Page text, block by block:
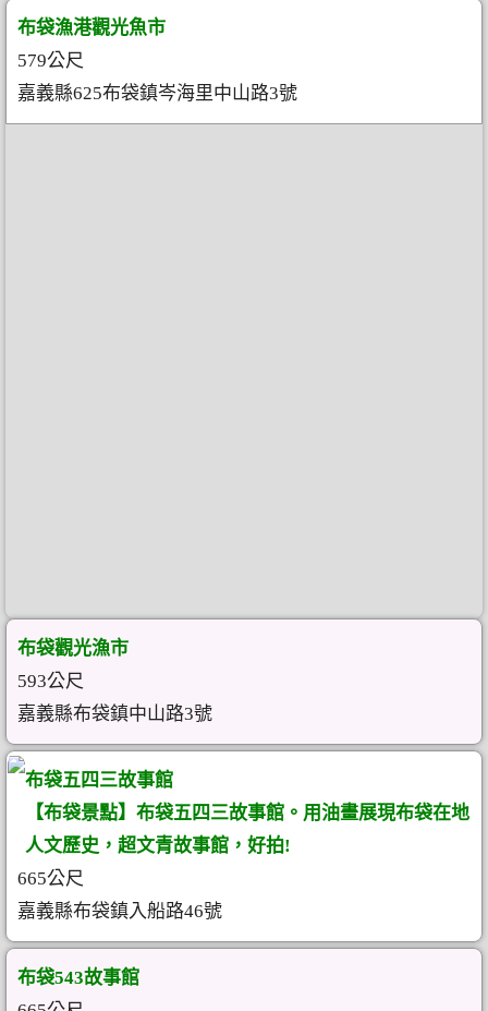
布袋漁港觀光魚市
579公尺
嘉義縣625布袋鎮岑海里中山路3號
布袋觀光漁市
593公尺
嘉義縣布袋鎮中山路3號
布袋五四三故事館
【布袋景點】布袋五四三故事館。用油畫展現布袋在地
人文歷史，超文青故事館，好拍!
665公尺
嘉義縣布袋鎮入船路46號
布袋543故事館